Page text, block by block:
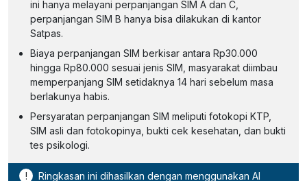
ini hanya melayani perpanjangan SIM A dan C,
perpanjangan SIM B hanya bisa dilakukan di kantor
Satpas.
Biaya perpanjangan SIM berkisar antara Rp30.000
hingga Rp80.000 sesuai jenis SIM, masyarakat diimbau
memperpanjang SIM setidaknya 14 hari sebelum masa
berlakunya habis.
Persyaratan perpanjangan SIM meliputi fotokopi KTP,
SIM asli dan fotokopinya, bukti cek kesehatan, dan bukti
tes psikologi.
! Ringkasan ini dihasilkan dengan menggunakan AI